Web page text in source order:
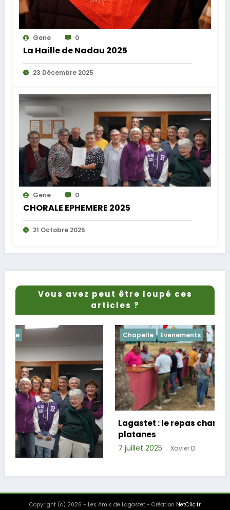
Gene 0
La Haille de Nadau 2025
23 Décembre 2025
Gene 0
CHORALE EPHEMERE 2025
21 Octobre 2025
Vous avez peut être loupé ces
articles ?
Evenements
Lagastet : le repas champêtre réussi sous les
platanes
7 juillet 2025 Xavier D.
Copyright (c) 2026 - Les Amis de Lagastet - Création NetClic.fr